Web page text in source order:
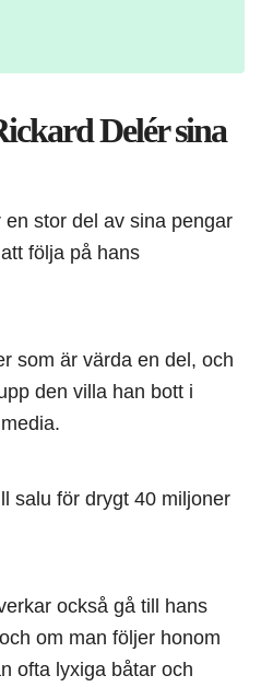
Delér sina
stor del av sina pengar
följa på hans
som är värda en del, och
den villa han bott i
salu för drygt 40 miljoner
också gå till hans
om man följer honom
ofta lyxiga båtar och